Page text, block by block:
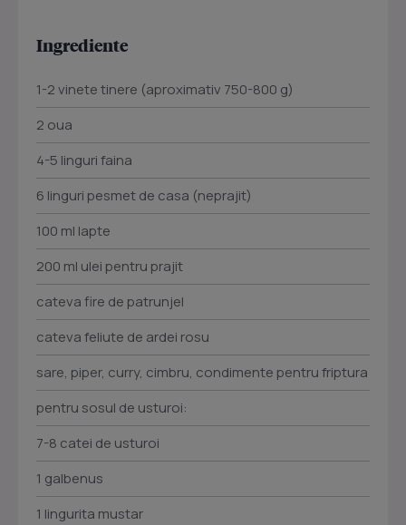
Ingrediente
1-2 vinete tinere (aproximativ 750-800 g)
2 oua
4-5 linguri faina
6 linguri pesmet de casa (neprajit)
100 ml lapte
200 ml ulei pentru prajit
cateva fire de patrunjel
cateva feliute de ardei rosu
sare, piper, curry, cimbru, condimente pentru friptura
pentru sosul de usturoi:
7-8 catei de usturoi
1 galbenus
1 lingurita mustar